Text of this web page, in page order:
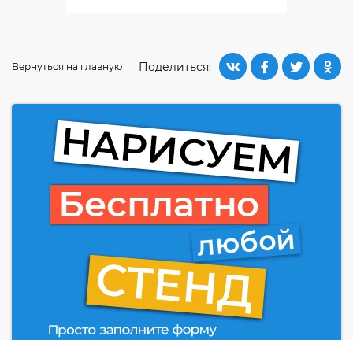
Поделиться:
Вернуться на главную